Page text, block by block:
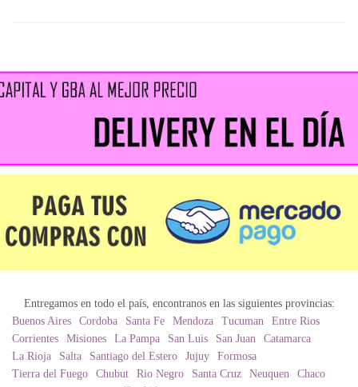
Entregamos en todo el país, encontranos en las siguientes provincias:
Buenos Aires
Cordoba Santa Fe Mendoza Tucuman
Entre Rios
Corrientes
Misiones La Pampa San Luis San Juan
Catamarca
La Rioja
Salta Santiago del Estero Jujuy
Formosa
Tierra del Fuego
Chubut Rio Negro Santa Cruz Neuquen
Chaco